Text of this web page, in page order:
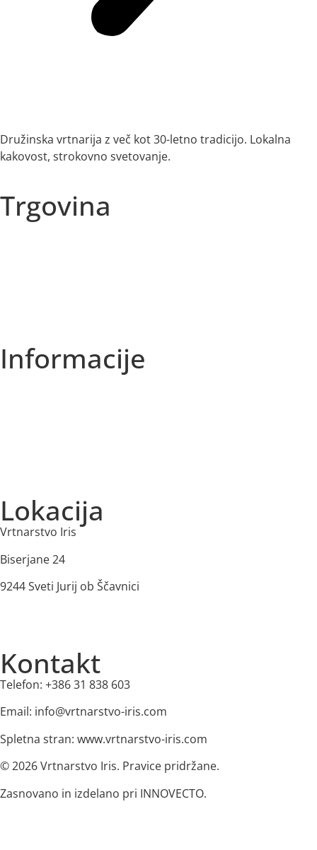
Družinska vrtnarija z več kot 30-letno tradicijo. Lokalna
kakovost, strokovno svetovanje.
Trgovina
Informacije
Lokacija
Vrtnarstvo Iris
Biserjane 24
9244 Sveti Jurij ob Ščavnici
Kontakt
Telefon: +386 31 838 603
Email: info@vrtnarstvo-iris.com
Spletna stran: www.vrtnarstvo-iris.com
© 2026 Vrtnarstvo Iris. Pravice pridržane.
Zasnovano in izdelano pri INNOVECTO.